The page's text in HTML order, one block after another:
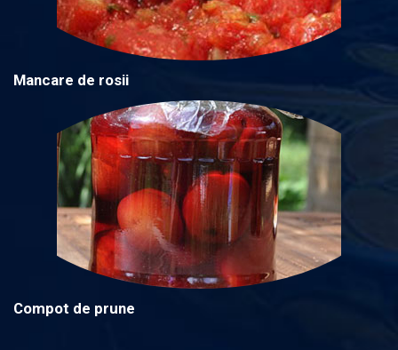
Mancare de rosii
Compot de prune